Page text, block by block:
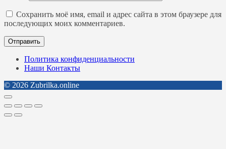
Сохранить моё имя, email и адрес сайта в этом браузере для
последующих моих комментариев.
Политика конфиденциальности
Наши Контакты
© 2026 Zubrilka.online